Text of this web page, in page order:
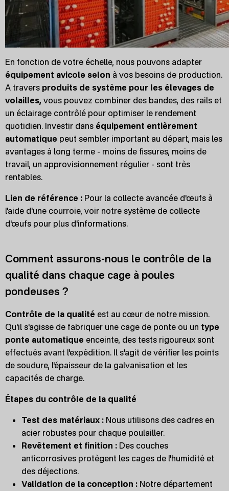
En fonction de votre échelle, nous pouvons adapter
équipement avicole selon à vos besoins de production.
A travers produits de système pour les élevages de
volailles, vous pouvez combiner des bandes, des rails et
un éclairage contrôlé pour optimiser le rendement
quotidien. Investir dans équipement entièrement
automatique peut sembler important au départ, mais les
avantages à long terme - moins de fissures, moins de
travail, un approvisionnement régulier - sont très
rentables.
Lien de référence : Pour la collecte avancée d'œufs à
l'aide d'une courroie, voir notre système de collecte
d'œufs pour plus d'informations.
Comment assurons-nous le contrôle de la
qualité dans chaque cage à poules
pondeuses ?
Contrôle de la qualité est au cœur de notre mission.
Qu'il s'agisse de fabriquer une cage de ponte ou un type
ponte automatique enceinte, des tests rigoureux sont
effectués avant l'expédition. Il s'agit de vérifier les points
de soudure, l'épaisseur de la galvanisation et les
capacités de charge.
Étapes du contrôle de la qualité
Test des matériaux : Nous utilisons des cadres en
acier robustes pour chaque poulailler.
Revêtement et finition : Des couches
anticorrosives protègent les cages de l'humidité et
des déjections.
Validation de la conception : Notre département